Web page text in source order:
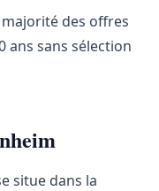
des offres
ans sans sélection
situe dans la